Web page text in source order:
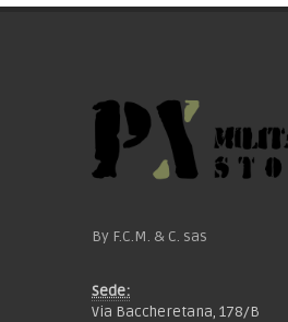
By F.C.M. & C. sas
Sede:
Via Baccheretana, 178/B